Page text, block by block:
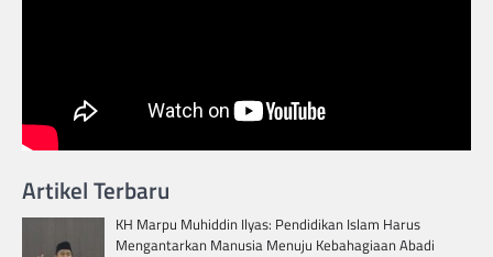
Artikel Terbaru
KH Marpu Muhiddin Ilyas: Pendidikan Islam Harus
Mengantarkan Manusia Menuju Kebahagiaan Abadi